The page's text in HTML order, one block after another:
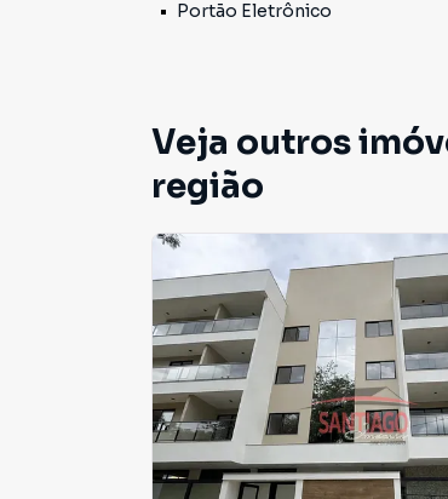
Portão Eletrônico
Veja outros
região